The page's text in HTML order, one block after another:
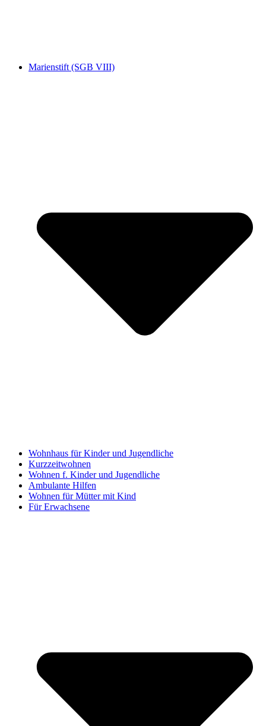
Marienstift (SGB VIII)
Wohnhaus für Kinder und Jugendliche
Kurzzeitwohnen
Wohnen f. Kinder und Jugendliche
Ambulante Hilfen
Wohnen für Mütter mit Kind
Für Erwachsene